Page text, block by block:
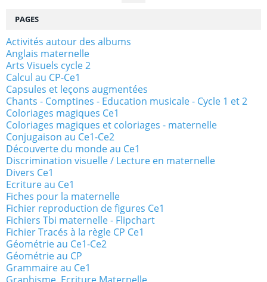
PAGES
Activités autour des albums
Anglais maternelle
Arts Visuels cycle 2
Calcul au CP-Ce1
Capsules et leçons augmentées
Chants - Comptines - Education musicale - Cycle 1 et 2
Coloriages magiques Ce1
Coloriages magiques et coloriages - maternelle
Conjugaison au Ce1-Ce2
Découverte du monde au Ce1
Discrimination visuelle / Lecture en maternelle
Divers Ce1
Ecriture au Ce1
Fiches pour la maternelle
Fichier reproduction de figures Ce1
Fichiers Tbi maternelle - Flipchart
Fichier Tracés à la règle CP Ce1
Géométrie au Ce1-Ce2
Géométrie au CP
Grammaire au Ce1